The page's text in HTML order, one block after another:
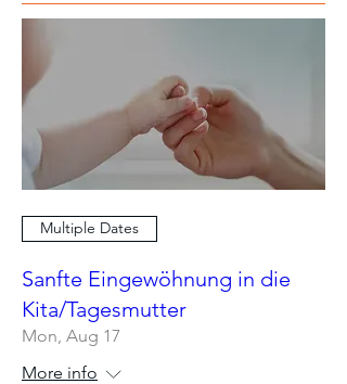
Multiple Dates
Sanfte Eingewöhnung in die
Kita/Tagesmutter
Mon, Aug 17
More info